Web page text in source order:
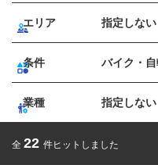
エリア 指定しない
条件 バイク・
業種 指定しない
全 22 件ヒットしました